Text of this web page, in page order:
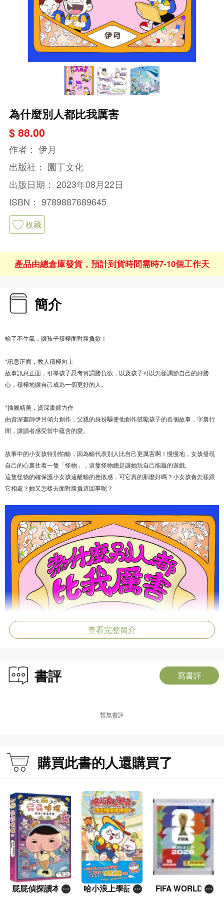
為什麼別人都比我厲害
$ 88.00
作者： 伊月
出版社： 園丁文化
出版日期： 2023年08月22日
ISBN： 9789887689645
收藏
產品由總倉庫發貨，預計到貨時間需時7-10個工作天
簡介
輸了不生氣，讓孩子積極面對勝負欲！
*訊息正面，教人積極向上
故事訊息正面，引導孩子思考何謂勝負欲，以及孩子可以怎樣調節自己的好勝
心，積極地讓自己成為一個更好的人。
*插圖精美，資深畫師力作
由資深畫師伊月傾力創作，父親的身份驅使他創作鼓勵孩子的各個故事，字裏行
間，讓讀者感受當中蘊含的愛。
故事中的小女孩特別怕輸，因為輸代表別人比自己更厲害啊！慢慢地，女孩發現
自己的心裏住着一隻「怪物」，這隻怪物總是讓她玩自己能贏的遊戲。
這隻怪物的確保護小女孩遠離輸的挫敗感，可它真的那麼好嗎？小女孩會怎樣跟
它相處？她又怎樣去面對勝負這回事呢？
查看完整簡介
書評 寫書評
暫無書評
購買此書的人還購買了
屁屁偵探讀本(1
哈小浪上學記(1
FIFA WORLD C